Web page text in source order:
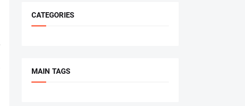
CATEGORIES
MAIN TAGS